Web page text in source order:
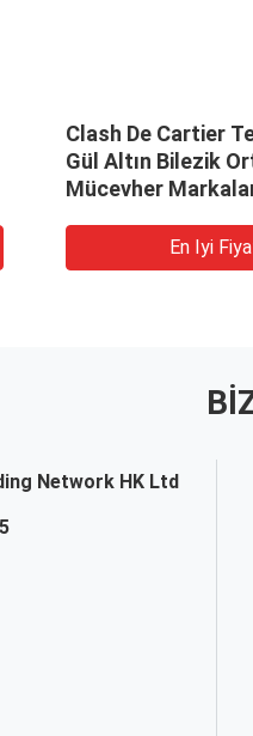
Clash De Cartier
Gül Altın Bilezik
Mücevher
En Iyi
Network HK Ltd